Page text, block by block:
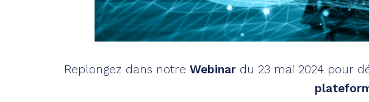
Replongez dans notre Webinardu 23 mai 2024 pour